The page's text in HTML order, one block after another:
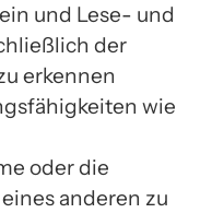
und Lese- und
der
erkennen
wie
oder die
anderen zu